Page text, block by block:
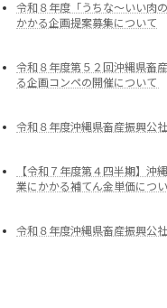
令和８年度「うちな～いい肉
かかる企画提案募集について
令和８年度第５２回沖縄県畜
る企画コンペの開催について
令和８年度沖縄県畜産振興公
【令和７年度第４四半期】沖
業にかかる補てん金単価につ
令和８年度沖縄県畜産振興公